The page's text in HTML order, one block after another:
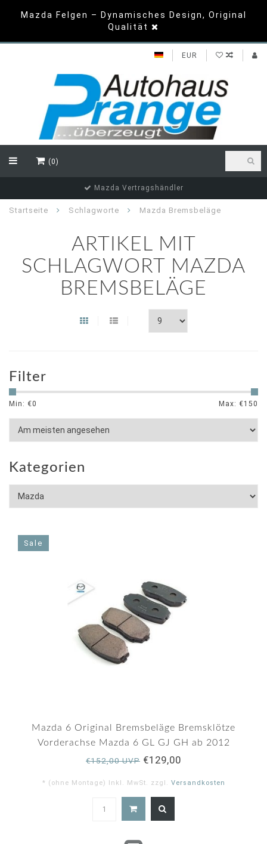
Mazda Felgen – Dynamisches Design, Original
Qualität
EUR
(0)
Mazda Vertragshändler
Startseite Schlagworte Mazda Bremsbeläge
ARTIKEL MIT
SCHLAGWORT MAZDA
BREMSBELÄGE
Filter
Min: €0 Max: €150
Kategorien
Sale
Mazda 6 Original Bremsbeläge Bremsklötze
Vorderachse Mazda 6 GL GJ GH ab 2012
€152,00 UVP €129,00
* (ohne Montage) Inkl. MwSt. zzgl. Versandkosten